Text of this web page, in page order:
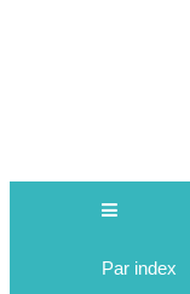
Par index